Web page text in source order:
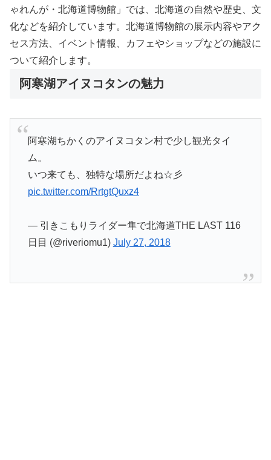
ゃれんが・北海道博物館」では、北海道の自然や歴史、文
化などを紹介しています。北海道博物館の展示内容やアク
セス方法、イベント情報、カフェやショップなどの施設に
ついて紹介します。
阿寒湖アイヌコタンの魅力
阿寒湖ちかくのアイヌコタン村で少し観光タイ
ム。
いつ来ても、独特な場所だよね☆彡
pic.twitter.com/RrtgtQuxz4
— 引きこもりライダー隼で北海道THE LAST 116
日目 (@riveriomu1) July 27, 2018